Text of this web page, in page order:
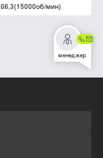
G6,3(15000об/мин)
менеджер